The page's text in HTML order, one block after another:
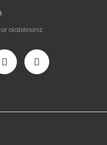
olabilirsiniz.